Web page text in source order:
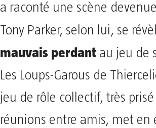
a raconté une scène
Tony Parker, selon lui, se
mauvais perdant au jeu de
Les Loups-Garous de
jeu de rôle collectif, très
réunions entre amis, met en